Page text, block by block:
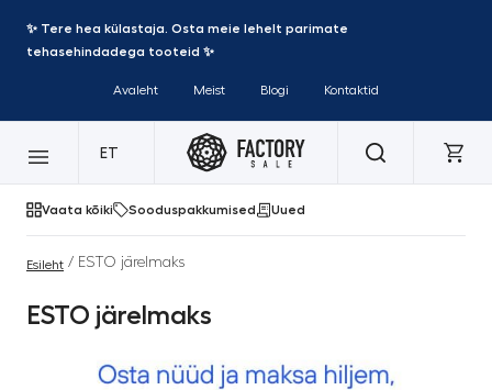
✨ Tere hea külastaja. Osta meie lehelt parimate
tehasehindadega tooteid ✨
Avaleht Meist Blogi Kontaktid
ET
Vaata kõiki Sooduspakkumised Uued
Esileht / ESTO järelmaks
ESTO järelmaks